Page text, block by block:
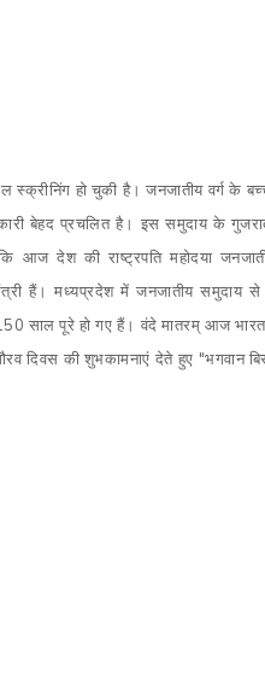
हो चुकी है। जनजातीय वर्ग के
बेहद प्रचलित है। इस समुदाय के
आज देश की राष्ट्रपति महोदया
हैं। मध्यप्रदेश में जनजातीय समुदाय
साल पूरे हो गए हैं। वंदे मातरम् आज
दिवस की शुभकामनाएं देते हुए "भगवान